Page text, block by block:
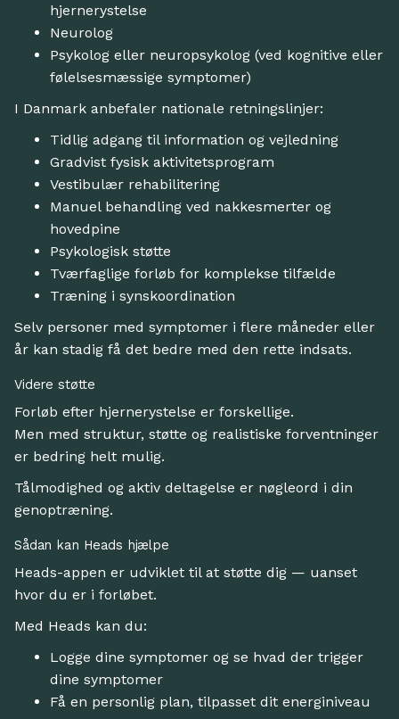
hjernerystelse
Neurolog
Psykolog eller neuropsykolog (ved kognitive eller
følelsesmæssige symptomer)
I Danmark anbefaler nationale retningslinjer:
Tidlig adgang til information og vejledning
Gradvist fysisk aktivitetsprogram
Vestibulær rehabilitering
Manuel behandling ved nakkesmerter og
hovedpine
Psykologisk støtte
Tværfaglige forløb for komplekse tilfælde
Træning i synskoordination
Selv personer med symptomer i flere måneder eller
år kan stadig få det bedre med den rette indsats.
Videre støtte
Forløb efter hjernerystelse er forskellige.
Men med struktur, støtte og realistiske forventninger
er bedring helt mulig.
Tålmodighed og aktiv deltagelse er nøgleord i din
genoptræning.
Sådan kan Heads hjælpe
Heads-appen er udviklet til at støtte dig — uanset
hvor du er i forløbet.
Med Heads kan du:
Logge dine symptomer og se hvad der trigger
dine symptomer
Få en personlig plan, tilpasset dit energiniveau